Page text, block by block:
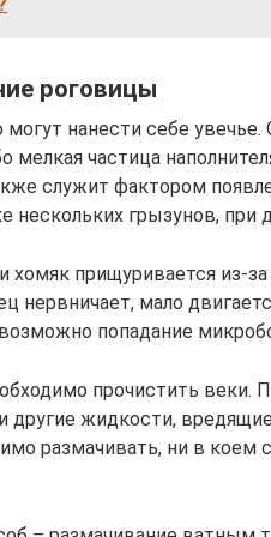
роговицы
нанести себе
мелкая частица
служит фактором
нескольких грызунов, при
прищуривается из-
нервничает, мало
попадание
прочистить веки.
другие жидкости,
размачивать, ни в коем